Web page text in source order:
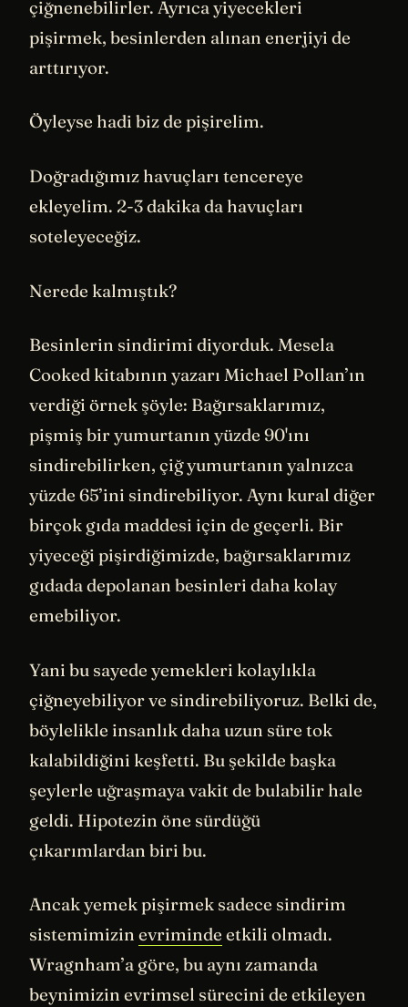
çiğnenebilirler. Ayrıca yiyecekleri
pişirmek, besinlerden alınan enerjiyi de
arttırıyor.
Öyleyse hadi biz de pişirelim.
Doğradığımız havuçları tencereye
ekleyelim. 2-3 dakika da havuçları
soteleyeceğiz.
Nerede kalmıştık?
Besinlerin sindirimi diyorduk. Mesela
Cooked kitabının yazarı Michael Pollan’ın
verdiği örnek şöyle: Bağırsaklarımız,
pişmiş bir yumurtanın yüzde 90'ını
sindirebilirken, çiğ yumurtanın yalnızca
yüzde 65’ini sindirebiliyor. Aynı kural diğer
birçok gıda maddesi için de geçerli. Bir
yiyeceği pişirdiğimizde, bağırsaklarımız
gıdada depolanan besinleri daha kolay
emebiliyor.
Yani bu sayede yemekleri kolaylıkla
çiğneyebiliyor ve sindirebiliyoruz. Belki de,
böylelikle insanlık daha uzun süre tok
kalabildiğini keşfetti. Bu şekilde başka
şeylerle uğraşmaya vakit de bulabilir hale
geldi. Hipotezin öne sürdüğü
çıkarımlardan biri bu.
Ancak yemek pişirmek sadece sindirim
sistemimizin evriminde etkili olmadı.
Wragnham’a göre, bu aynı zamanda
beynimizin evrimsel sürecini de etkileyen